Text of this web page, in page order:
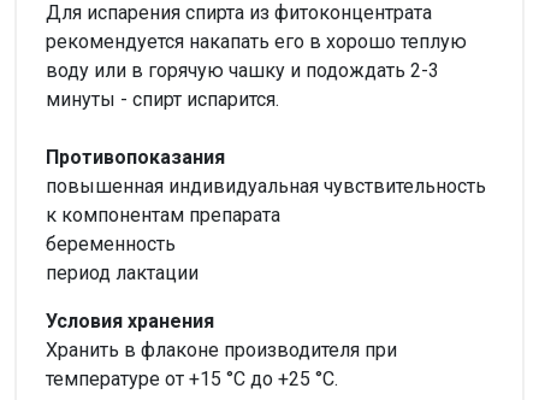
Для испарения спирта из фитоконцентрата
рекомендуется накапать его в хорошо теплую
воду или в горячую чашку и подождать 2-3
минуты - спирт испарится.
Противопоказания
повышенная индивидуальная чувствительность
к компонентам препарата
беременность
период лактации
Условия хранения
Хранить в флаконе производителя при
температуре от +15 °С до +25 °С.